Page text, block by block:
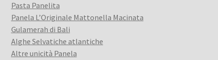
Pasta Panelita
Panela L’Originale Mattonella Macinata
Gulamerah di Bali
Alghe Selvatiche atlantiche
Altre unicità Panela